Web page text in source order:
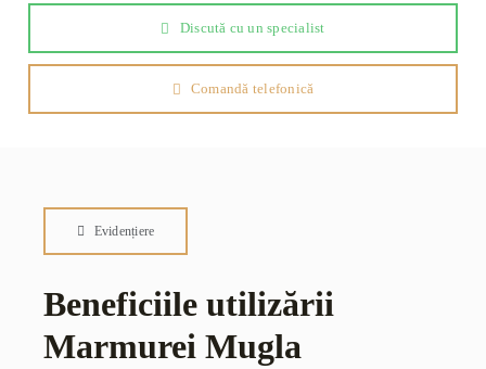
Discută cu un specialist
Comandă telefonică
Evidențiere
Beneficiile utilizării
Marmurei Mugla